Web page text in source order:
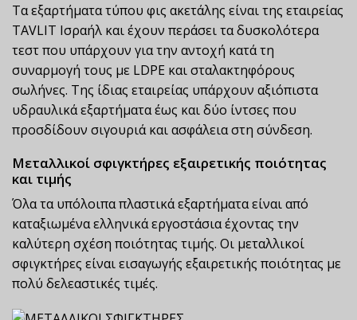
Τα εξαρτήματα τύπου φις ακετάλης είναι της εταιρείας
TAVLIT Ισραήλ και έχουν περάσει τα δυσκολότερα
τεστ που υπάρχουν για την αντοχή κατά τη
συναρμογή τους με LDPE και σταλακτηφόρους
σωλήνες. Της ίδιας εταιρείας υπάρχουν αξιόπιστα
υδραυλικά εξαρτήματα έως και δύο ίντσες που
προσδίδουν σιγουριά και ασφάλεια στη σύνδεση.
Μεταλλικοί σφιγκτήρες εξαιρετικής ποιότητας
και τιμής
Όλα τα υπόλοιπα πλαστικά εξαρτήματα είναι από
καταξιωμένα ελληνικά εργοστάσια έχοντας την
καλύτερη σχέση ποιότητας τιμής. Οι μεταλλικοί
σφιγκτήρες είναι εισαγωγής εξαιρετικής ποιότητας με
πολύ δελεαστικές τιμές.